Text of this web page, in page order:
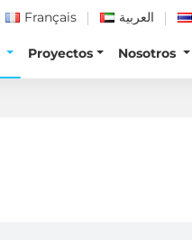
Français العربية
Proyectos Nosotros